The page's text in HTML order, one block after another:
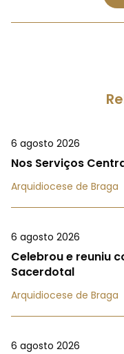
6 agosto 2026
Nos Serviços
Arquidiocese de Braga
6 agosto 2026
Celebrou e reuniu
Sacerdotal
Arquidiocese de Braga
6 agosto 2026